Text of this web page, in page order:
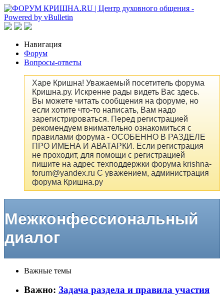
Навигация
Форум
Вопросы-ответы
Харе Кришна! Уважаемый посетитель форума
Кришна.ру. Искренне рады видеть Вас здесь.
Вы можете читать сообщения на форуме, но
если хотите что-то написать, Вам надо
зарегистрироваться. Перед регистрацией
рекомендуем внимательно ознакомиться с
правилами форума - ОСОБЕННО В РАЗДЕЛЕ
ПРО ИМЕНА И АВАТАРКИ. Если регистрация
не проходит, для помощи с регистрацией
пишите на адрес техподдержки форума krishna-
forum@yandex.ru С уважением, администрация
форума Кришна.ру
Межконфессиональный
диалог
Важные темы
Важно: Задача раздела и правила участия